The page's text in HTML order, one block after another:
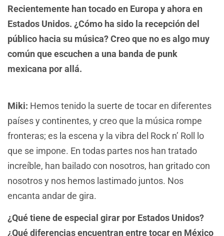
Recientemente han tocado en Europa y ahora en
Estados Unidos. ¿Cómo ha sido la recepción del
público hacia su música? Creo que no es algo muy
común que escuchen a una banda de punk
mexicana por allá.
Miki: Hemos tenido la suerte de tocar en diferentes
países y continentes, y creo que la música rompe
fronteras; es la escena y la vibra del Rock n’ Roll lo
que se impone. En todas partes nos han tratado
increíble, han bailado con nosotros, han gritado con
nosotros y nos hemos lastimado juntos. Nos
encanta andar de gira.
¿Qué tiene de especial girar por Estados Unidos?
¿Qué diferencias encuentran entre tocar en México